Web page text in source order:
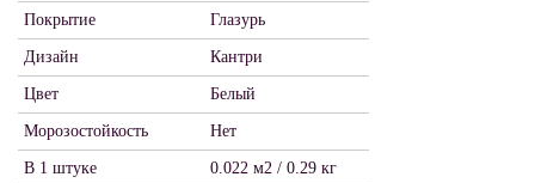
Покрытие Глазурь
Дизайн Кантри
Цвет Белый
Морозостойкость Нет
В 1 штуке 0.022 м2 / 0.29 кг